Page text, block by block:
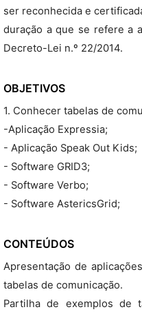
ser reconhecida e
duração a que se refere a
Decreto-Lei n.º 22/2014.
OBJETIVOS
1. Conhecer tabelas de
-Aplicação Expressia;
- Aplicação Speak Out Kids;
- Software GRID3;
- Software Verbo;
- Software AstericsGrid;
CONTEÚDOS
Apresentação de
tabelas de comunicação.
Partilha de exemplos de